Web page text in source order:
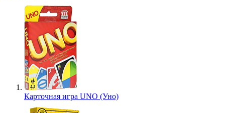
Карточная игра UNO (Уно)